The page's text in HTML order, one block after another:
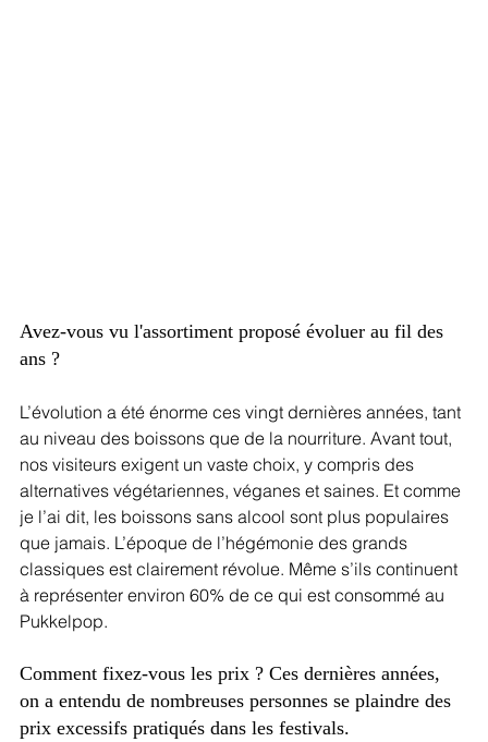
Avez-vous vu l'assortiment proposé évoluer au fil des
ans ?
L’évolution a été énorme ces vingt dernières années, tant
au niveau des boissons que de la nourriture. Avant tout,
nos visiteurs exigent un vaste choix, y compris des
alternatives végétariennes, véganes et saines. Et comme
je l’ai dit, les boissons sans alcool sont plus populaires
que jamais. L’époque de l’hégémonie des grands
classiques est clairement révolue. Même s’ils continuent
à représenter environ 60% de ce qui est consommé au
Pukkelpop.
Comment fixez-vous les prix ? Ces dernières années,
on a entendu de nombreuses personnes se plaindre des
prix excessifs pratiqués dans les festivals.